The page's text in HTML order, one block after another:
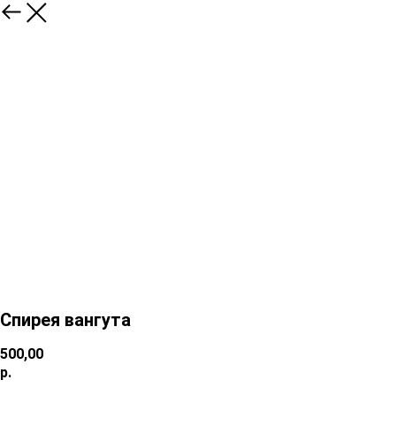
Спирея вангута
500,00
р.